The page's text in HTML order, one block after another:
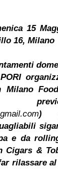
15
16, Milano
Milano
) ,
e da
Cigars &
rilassare